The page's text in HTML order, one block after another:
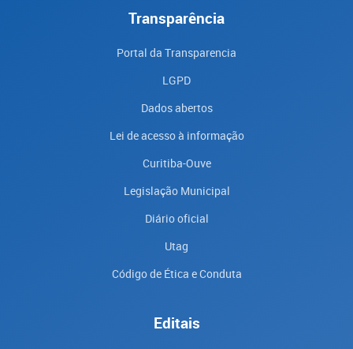
Transparência
Portal da Transparencia
LGPD
Dados abertos
Lei de acesso à informação
Curitiba-Ouve
Legislação Municipal
Diário oficial
Utag
Código de Ética e Conduta
Editais